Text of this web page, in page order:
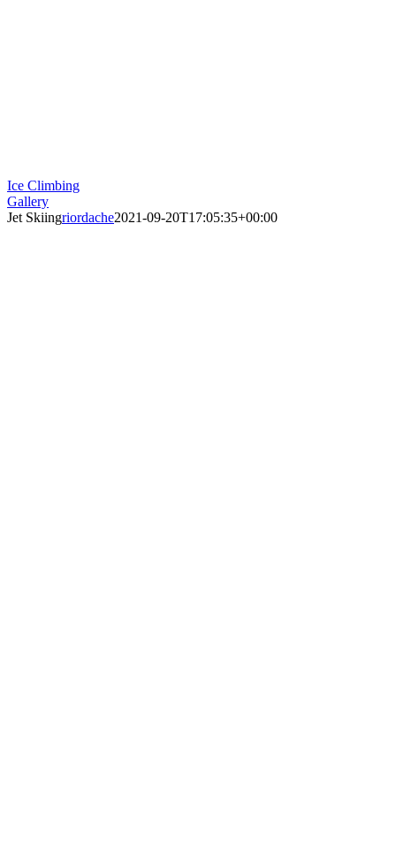
Ice Climbing
Gallery
Jet Skiingriordache2021-09-20T17:05:35+00:00